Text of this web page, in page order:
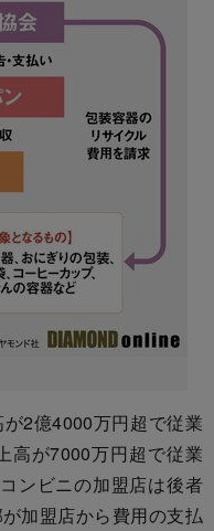
2億4000万円超で従業
高が7000万円超で従業
ンビニの加盟店は後者
加盟店から費用の支払